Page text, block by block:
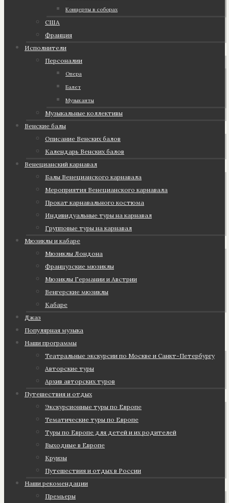
Концерты в соборах
США
Франция
Исполнители
Персоналии
Опера
Балет
Музыканты
Музыкальные коллективы
Венские балы
Описание Венских балов
Календарь Венских балов
Венецианский карнавал
Балы Венецианского карнавала
Мероприятия Венецианского карнавала
Прокат карнавального костюма
Индивидуальные туры на карнавал
Групповые туры на карнавал
Мюзиклы и кабаре
Мюзиклы Лондона
Французские мюзиклы
Мюзиклы Германии и Австрии
Венгерские мюзиклы
Кабаре
Джаз
Популярная музыка
Наши программы
Театральные экскурсии по Москве и Санкт-Петербургу
Авторские туры
Архив авторских туров
Путешествия и отдых
Экскурсионные туры по Европе
Тематические туры по Европе
Туры по Европе для детей и их родителей
Выходные в Европе
Круизы
Путешествия и отдых в России
Наши рекомендации
Премьеры